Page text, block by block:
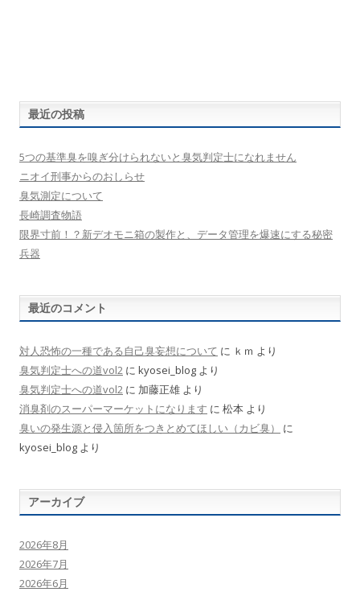
最近の投稿
5つの基準臭を嗅ぎ分けられないと臭気判定士になれません
ニオイ刑事からのおしらせ
臭気測定について
長崎調査物語
限界寸前！？新デオモニ箱の製作と、データ管理を爆速にする秘密
兵器
最近のコメント
対人恐怖の一種である自己臭妄想について に ｋｍ より
臭気判定士への道vol2 に kyosei_blog より
臭気判定士への道vol2 に 加藤正雄 より
消臭剤のスーパーマーケットになります に 松本 より
臭いの発生源と侵入箇所をつきとめてほしい（カビ臭）
に
kyosei_blog より
アーカイブ
2026年8月
2026年7月
2026年6月